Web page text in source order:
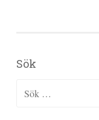
Sök
Sök efter: